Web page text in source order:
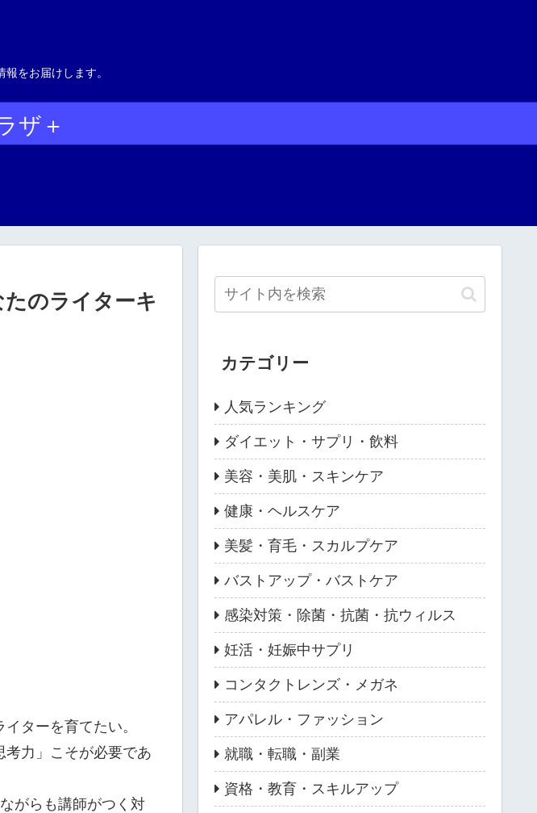
をお届けします。
ザ＋
のライターキ
ターを育てたい。
力」こそが必要であ
がらも講師がつく対
カテゴリー
人気ランキング
ダイエット・サプリ・飲料
美容・美肌・スキンケア
健康・ヘルスケア
美髪・育毛・スカルプケア
バストアップ・バストケア
感染対策・除菌・抗菌・抗ウィルス
妊活・妊娠中サプリ
コンタクトレンズ・メガネ
アパレル・ファッション
就職・転職・副業
資格・教育・スキルアップ